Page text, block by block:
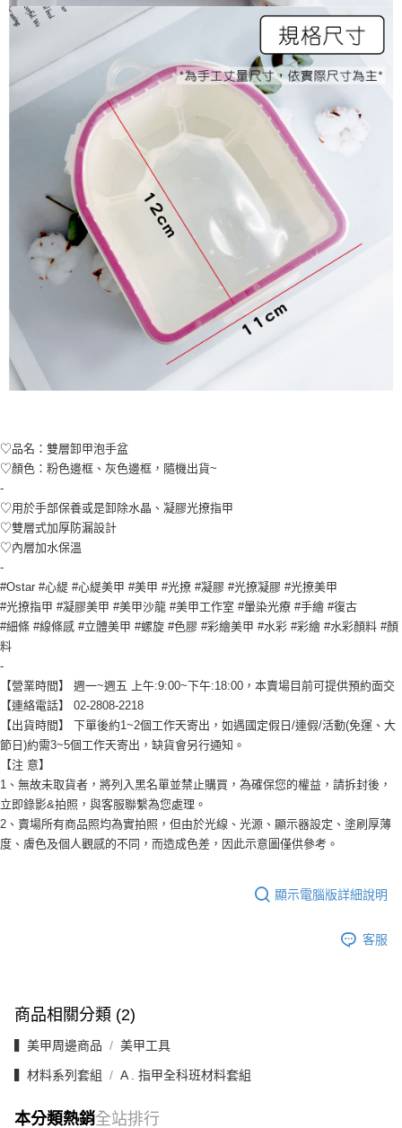
♡品名：雙層卸甲泡手盆
♡顏色：粉色邊框、灰色邊框，隨機出貨~
-
♡用於手部保養或是卸除水晶、凝膠光撩指甲
♡雙層式加厚防漏設計
♡內層加水保溫
-
#Ostar #心緹 #心緹美甲 #美甲 #光撩 #凝膠 #光撩凝膠 #光撩美甲
#光撩指甲 #凝膠美甲 #美甲沙龍 #美甲工作室 #暈染光療 #手繪 #復古
#細條 #線條感 #立體美甲 #螺旋 #色膠 #彩繪美甲 #水彩 #彩繪 #水彩顏料 #顏
料
-
【營業時間】 週一~週五 上午:9:00~下午:18:00，本賣場目前可提供預約面交
【連絡電話】 02-2808-2218
【出貨時間】 下單後約1~2個工作天寄出，如遇國定假日/連假/活動(免運、大
節日)約需3~5個工作天寄出，缺貨會另行通知。
【注 意】
1、無故未取貨者，將列入黑名單並禁止購買，為確保您的權益，請拆封後，
立即錄影&拍照，與客服聯繫為您處理。
2、賣場所有商品照均為實拍照，但由於光線、光源、顯示器設定、塗刷厚薄
度、膚色及個人觀感的不同，而造成色差，因此示意圖僅供參考。
顯示電腦版詳細說明
客服
商品相關分類 (2)
▍美甲周邊商品 美甲工具
▍材料系列套組 A . 指甲全科班材料套組
本分類熱銷全站排行